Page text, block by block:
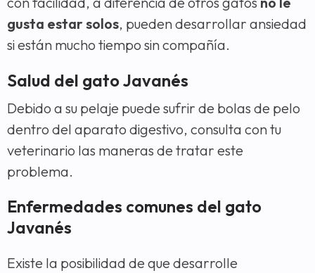
gusta estar solos, pueden desarrollar ansiedad
si están mucho tiempo sin compañía.
Salud del gato Javanés
Debido a su pelaje puede sufrir de bolas de pelo
dentro del aparato digestivo, consulta con tu
veterinario las maneras de tratar este
problema.
Enfermedades comunes del gato
Javanés
Existe la posibilidad de que desarrolle